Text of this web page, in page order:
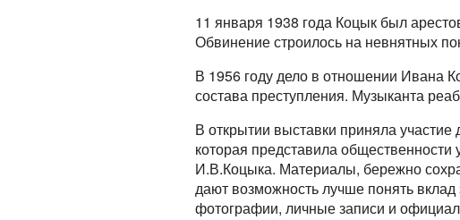
11 января 1938 года Коцык был
Обвинение строилось на невнятных
В 1956 году дело в отношении Ивана
состава преступления. Музыканта
В открытии выставки приняла
которая представила
И.В.Коцыка. Материалы, бережно
дают возможность лучше понять
фотографии, личные записи и